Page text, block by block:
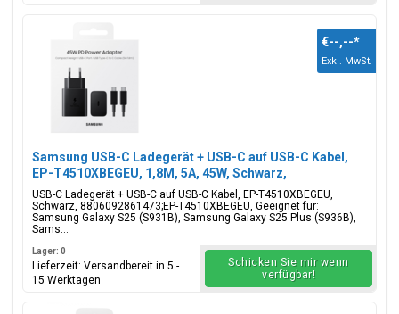
Samsung USB-C Ladegerät + USB-C auf USB-C Kabel,
EP-T4510XBEGEU, 1,8M, 5A, 45W, Schwarz,
Blisterverpackung, 8806092861473;EP-T4510XBEGEU
USB-C Ladegerät + USB-C auf USB-C Kabel, EP-T4510XBEGEU,
Schwarz, 8806092861473;EP-T4510XBEGEU, Geeignet für:
Samsung Galaxy S25 (S931B), Samsung Galaxy S25 Plus (S936B),
Sams...
€--,--*
Exkl. MwSt.
Lager: 0
Lieferzeit: Versandbereit in 5 -
15 Werktagen
Schicken Sie mir wenn
verfügbar!